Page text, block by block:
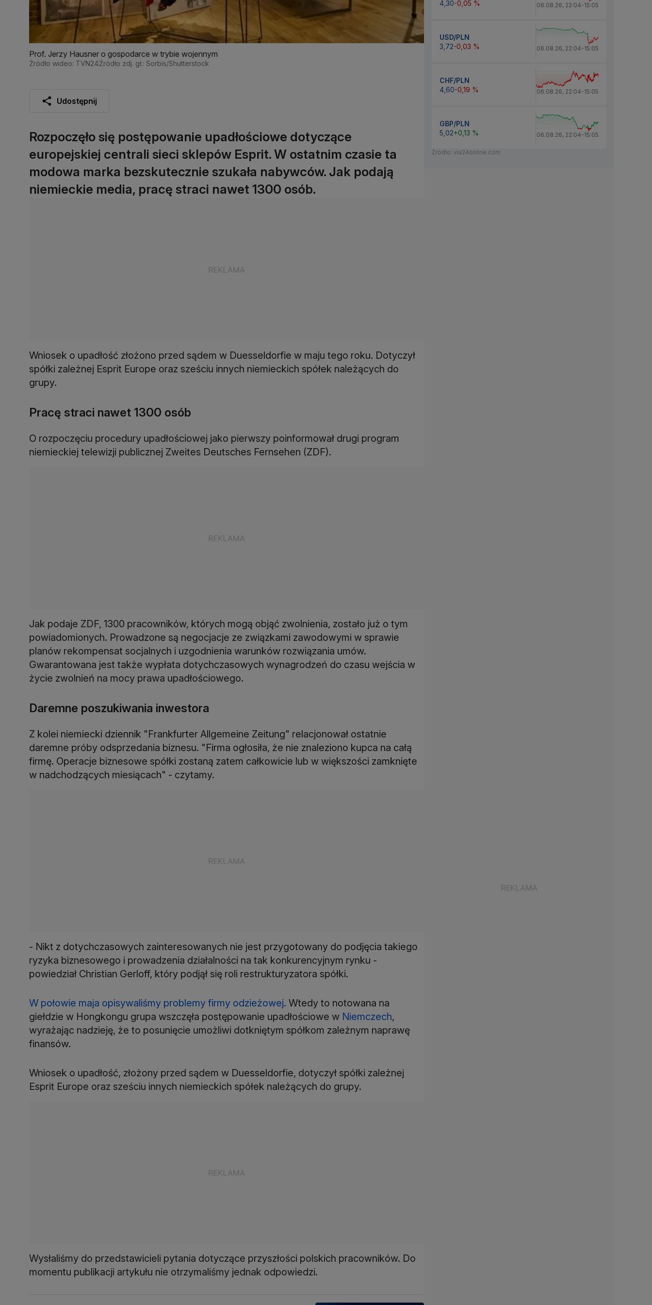
Prof. Jerzy Hausner o gospodarce w trybie wojennym
Źródło wideo: TVN24Źródło zdj. gł.: Sorbis/Shutterstock
Udostępnij
Rozpoczęło się postępowanie upadłościowe dotyczące
europejskiej centrali sieci sklepów Esprit. W ostatnim czasie ta
modowa marka bezskutecznie szukała nabywców. Jak podają
niemieckie media, pracę straci nawet 1300 osób.
Wniosek o upadłość złożono przed sądem w Duesseldorfie w maju tego roku. Dotyczył
spółki zależnej Esprit Europe oraz sześciu innych niemieckich spółek należących do
grupy.
Pracę straci nawet 1300 osób
O rozpoczęciu procedury upadłościowej jako pierwszy poinformował drugi program
niemieckiej telewizji publicznej Zweites Deutsches Fernsehen (ZDF).
Jak podaje ZDF, 1300 pracowników, których mogą objąć zwolnienia, zostało już o tym
powiadomionych. Prowadzone są negocjacje ze związkami zawodowymi w sprawie
planów rekompensat socjalnych i uzgodnienia warunków rozwiązania umów.
Gwarantowana jest także wypłata dotychczasowych wynagrodzeń do czasu wejścia w
życie zwolnień na mocy prawa upadłościowego.
Daremne poszukiwania inwestora
Z kolei niemiecki dziennik "Frankfurter Allgemeine Zeitung" relacjonował ostatnie
daremne próby odsprzedania biznesu. "Firma ogłosiła, że nie znaleziono kupca na całą
firmę. Operacje biznesowe spółki zostaną zatem całkowicie lub w większości zamknięte
w nadchodzących miesiącach" - czytamy.
- Nikt z dotychczasowych zainteresowanych nie jest przygotowany do podjęcia takiego
ryzyka biznesowego i prowadzenia działalności na tak konkurencyjnym rynku -
powiedział Christian Gerloff, który podjął się roli restrukturyzatora spółki.
W połowie maja opisywaliśmy problemy firmy odzieżowej. Wtedy to notowana na
giełdzie w Hongkongu grupa wszczęła postępowanie upadłościowe w Niemczech,
wyrażając nadzieję, że to posunięcie umożliwi dotkniętym spółkom zależnym naprawę
finansów.
Wniosek o upadłość, złożony przed sądem w Duesseldorfie, dotyczył spółki zależnej
Esprit Europe oraz sześciu innych niemieckich spółek należących do grupy.
Wysłaliśmy do przedstawicieli pytania dotyczące przyszłości polskich pracowników. Do
momentu publikacji artykułu nie otrzymaliśmy jednak odpowiedzi.
4,30-0,05 % 06.08.26, 22:04-15:05
USD/PLN
3,72-0,03 % 06.08.26, 22:04-15:05
CHF/PLN
4,60-0,19 % 06.08.26, 22:04-15:05
GBP/PLN
5,02+0,13 % 06.08.26, 22:04-15:05
Źródło: via24online.com